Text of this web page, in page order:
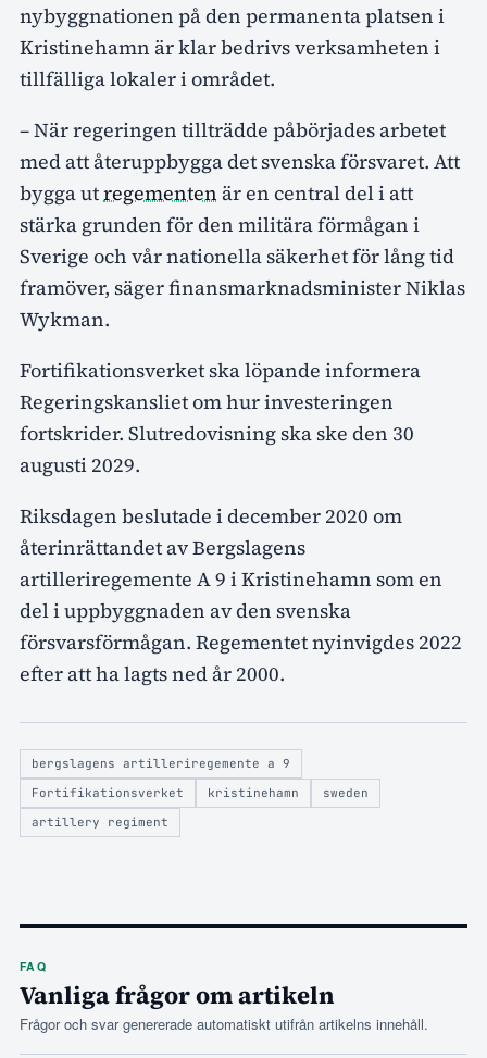
nybyggnationen på den permanenta platsen i
Kristinehamn är klar bedrivs verksamheten i
tillfälliga lokaler i området.
– När regeringen tillträdde påbörjades arbetet
med att återuppbygga det svenska försvaret. Att
bygga utregementen är en central del i att
stärka grunden för den militära förmågan i
Sverige och vår nationella säkerhet för lång tid
framöver, säger finansmarknadsminister Niklas
Wykman.
Fortifikationsverket ska löpande informera
Regeringskansliet om hur investeringen
fortskrider. Slutredovisning ska ske den 30
augusti 2029.
Riksdagen beslutade i december 2020 om
återinrättandet av Bergslagens
artilleriregemente A 9 i Kristinehamn som en
del i uppbyggnaden av den svenska
försvarsförmågan. Regementet nyinvigdes 2022
efter att ha lagts ned år 2000.
bergslagens artilleriregemente a 9
Fortifikationsverket
kristinehamn
sweden
artillery regiment
FAQ
Vanliga frågor om artikeln
Frågor och svar genererade automatiskt utifrån artikelns innehåll.